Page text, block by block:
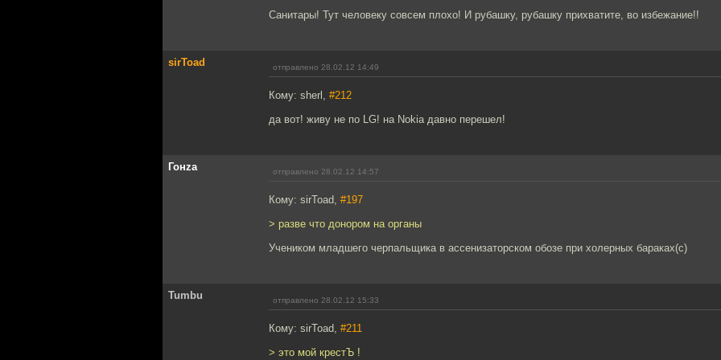
Санитары! Тут человеку совсем плохо! И рубашку, рубашку прихватите, во избежание!!
sirToad отправлено 28.02.12 14:49
Кому: sherl, #212
да вот! живу не по LG! на Nokia давно перешел!
Гонzа отправлено 28.02.12 14:57
Кому: sirToad, #197
> разве что донором на органы
Учеником младшего черпальщика в ассенизаторском обозе при холерных бараках(с)
Tumbu отправлено 28.02.12 15:33
Кому: sirToad, #211
> это мой крестЪ !